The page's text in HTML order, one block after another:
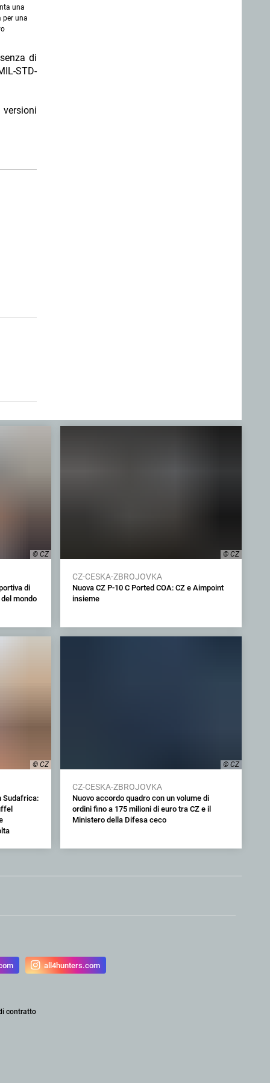
una
per una
di
STD-
© CZ
di
mondo
© CZ
CZ-CESKA-ZBROJOVKA
Nuova CZ P-10 C Ported COA: CZ e Aimpoint
insieme
© CZ
Sudafrica:
© CZ
CZ-CESKA-ZBROJOVKA
Nuovo accordo quadro con un volume di
ordini fino a 175 milioni di euro tra CZ e il
Ministero della Difesa ceco
all4hunters.com
contratto